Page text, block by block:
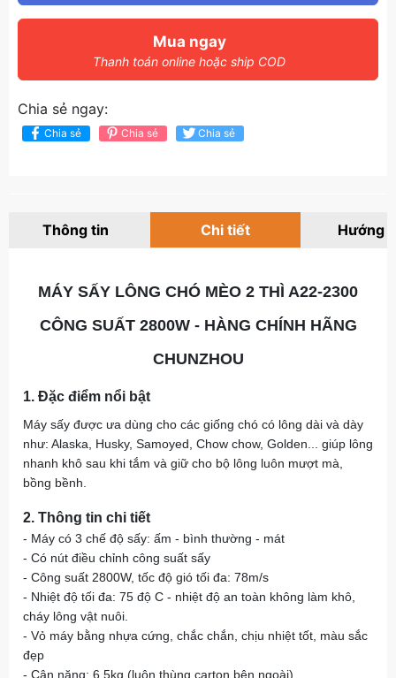
Mua ngay
Thanh toán online hoặc ship COD
Chia sẻ ngay:
Chia sẻ Chia sẻ Chia sẻ
Thông tin Chi tiết Hướng
MÁY SẤY LÔNG CHÓ MÈO 2 THÌ A22-2300
CÔNG SUẤT 2800W - HÀNG CHÍNH HÃNG
CHUNZHOU
1. Đặc điểm nổi bật
Máy sấy được ưa dùng cho các giống chó có lông dài và dày
như: Alaska, Husky, Samoyed, Chow chow, Golden... giúp lông
nhanh khô sau khi tắm và giữ cho bộ lông luôn mượt mà,
bồng bềnh.
2. Thông tin chi tiết
- Máy có 3 chế độ sấy: ấm - bình thường - mát
- Có nút điều chỉnh công suất sấy
- Công suất 2800W, tốc độ gió tối đa: 78m/s
- Nhiệt độ tối đa: 75 độ C - nhiệt độ an toàn không làm khô,
cháy lông vật nuôi.
- Vỏ máy bằng nhựa cứng, chắc chắn, chịu nhiệt tốt, màu sắc
đẹp
- Cân nặng: 6.5kg (luôn thùng carton bên ngoài)